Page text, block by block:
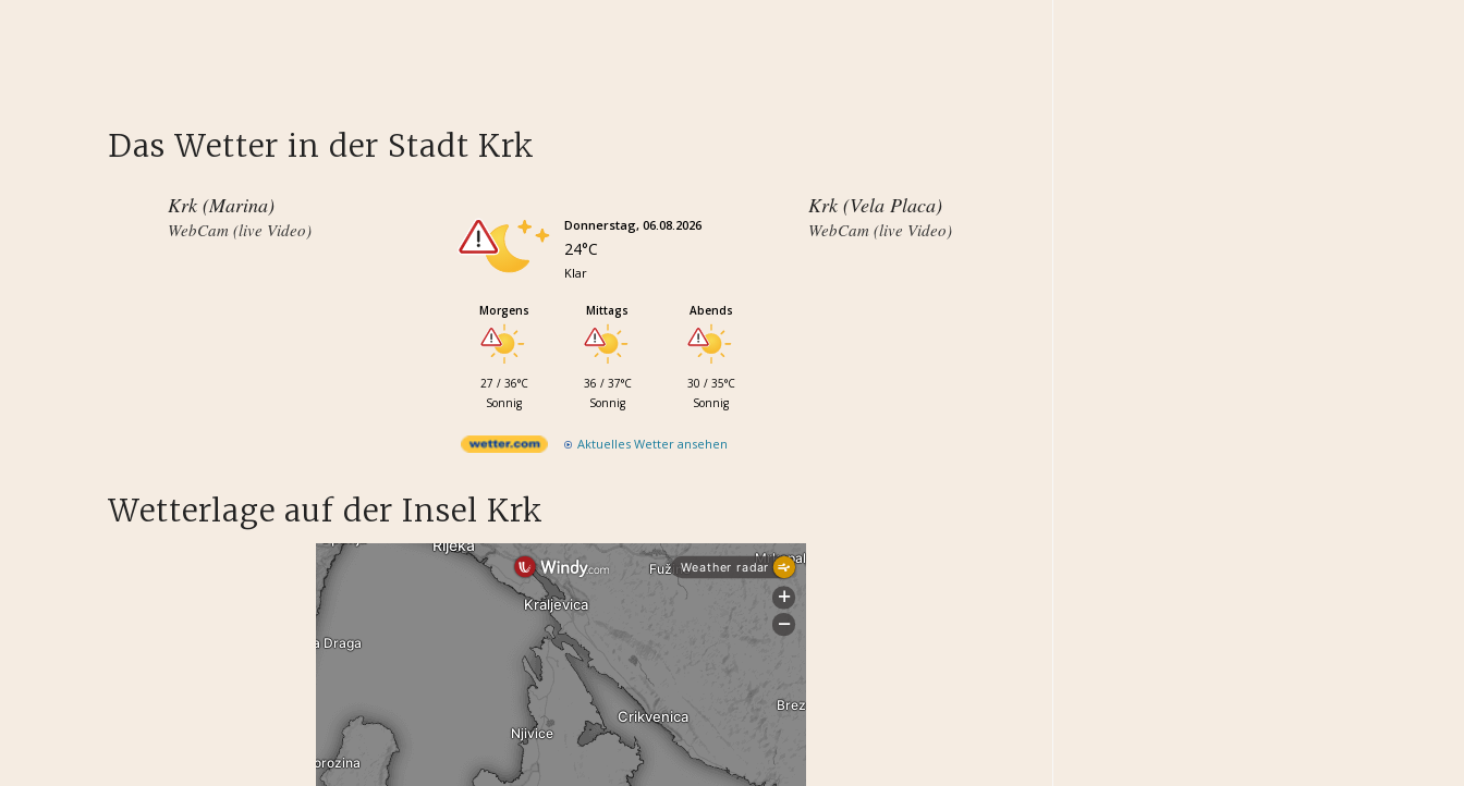
Das Wetter in der Stadt Krk
Krk (Marina)
WebCam (live Video) Donnerstag, 06.08.2026
24°C
Klar
Morgens
27 / 36°C
Sonnig
Mittags
36 / 37°C
Sonnig
Abends
30 / 35°C
Sonnig
Aktuelles Wetter ansehen
Krk (Vela Placa)
WebCam (live Video)
Wetterlage auf der Insel Krk